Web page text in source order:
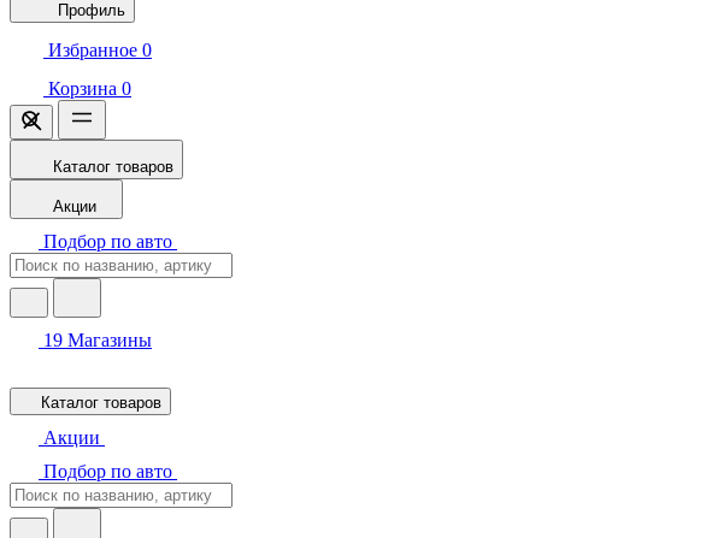
Профиль
Избранное 0
Корзина 0
Каталог товаров
Акции
Подбор по авто
19 Магазины
Каталог товаров
Акции
Подбор по авто